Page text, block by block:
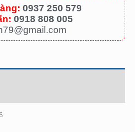
0937 250 579
0918 808 005